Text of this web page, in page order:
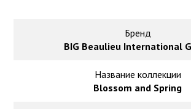
Ковролин под теплый пол
Бренд
BIG Beaulieu International
Название коллекции
Blossom and Spring